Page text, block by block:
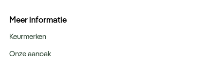
Meer informatie
Keurmerken
Onze aanpak